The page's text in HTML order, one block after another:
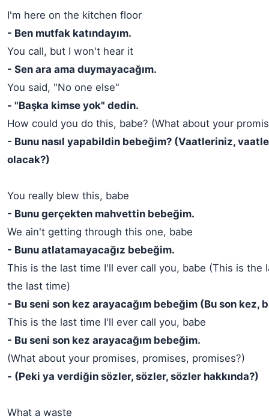
I'm here on the kitchen floor
- Ben mutfak katındayım.
You call, but I won't hear it
- Sen ara ama duymayacağım.
You said, "No one else"
- "Başka kimse yok" dedin.
How could you do this, babe? (What about your
- Bunu nasıl yapabildin bebeğim? (Vaatleriniz,
olacak?)
You really blew this, babe
- Bunu gerçekten mahvettin bebeğim.
We ain't getting through this one, babe
- Bunu atlatamayacağız bebeğim.
This is the last time I'll ever call you, babe (This is the
the last time)
- Bu seni son kez arayacağım bebeğim (Bu son kez,
This is the last time I'll ever call you, babe
- Bu seni son kez arayacağım bebeğim.
(What about your promises, promises, promises?)
- (Peki ya verdiğin sözler, sözler, sözler hakkında?)
What a waste